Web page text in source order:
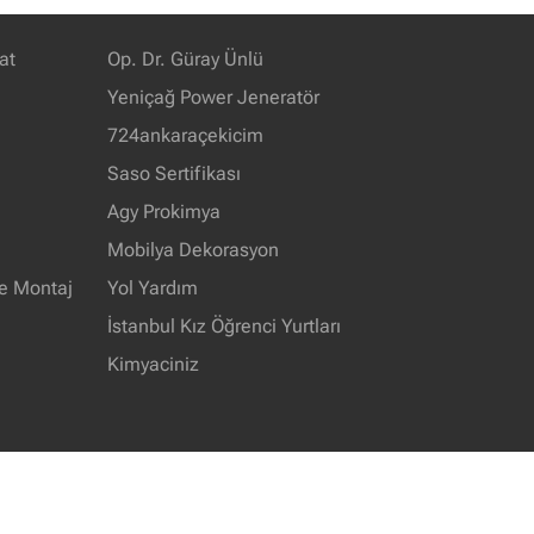
Montaj
Op. Dr. Güray Ünlü
Yeniçağ Power Jeneratör
724ankaraçekicim
Saso Sertifikası
Agy Prokimya
Mobilya Dekorasyon
Yol Yardım
İstanbul Kız Öğrenci Yurtları
Kimyaciniz